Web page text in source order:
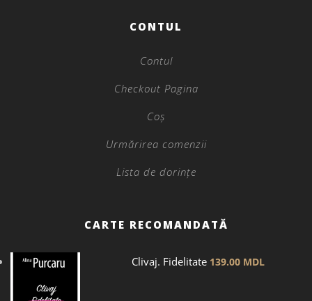
CONTUL
Contul
Checkout Pagina
Coș
Urmărirea comenzii
Lista de dorințe
CARTE RECOMANDATĂ
Clivaj. Fidelitate 139.00 MDL